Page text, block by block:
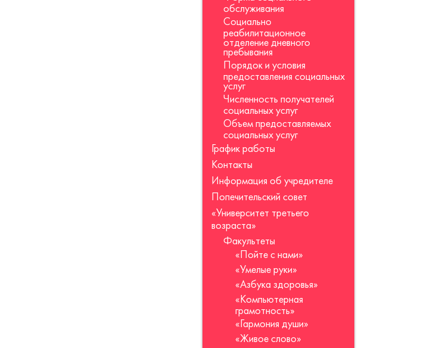
обслуживания
Социально
реабилитационное
отделение дневного
пребывания
Порядок и условия
предоставления социальных
услуг
Численность получателей
социальных услуг
Объем предоставляемых
социальных услуг
График работы
Контакты
Информация об учредителе
Попечительский совет
«Университет третьего
возраста»
Факультеты
«Пойте с нами»
«Умелые руки»
«Азбука здоровья»
«Компьютерная
грамотность»
«Гармония души»
«Живое слово»